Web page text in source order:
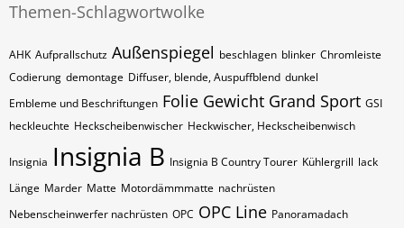
Themen-Schlagwortwolke
AHK Aufprallschutz Außenspiegel beschlagen blinker Chromleiste
Codierung demontage Diffuser, blende, Auspuffblend dunkel
Embleme und Beschriftungen Folie Gewicht Grand Sport GSI
heckleuchte Heckscheibenwischer Heckwischer, Heckscheibenwisch
Insignia Insignia B Insignia B Country Tourer Kühlergrill lack
Länge Marder Matte Motordämmmatte nachrüsten
Nebenscheinwerfer nachrüsten OPC OPC Line Panoramadach